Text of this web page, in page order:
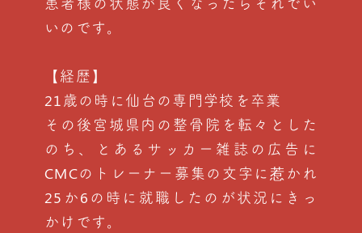
いのです。
【経歴】
21歳の時に仙台の専門学校を卒業
その後宮城県内の整骨院を転々とした
のち、とあるサッカー雑誌の広告に
CMCのトレーナー募集の文字に惹かれ
25か6の時に就職したのが状況にきっ
かけです。